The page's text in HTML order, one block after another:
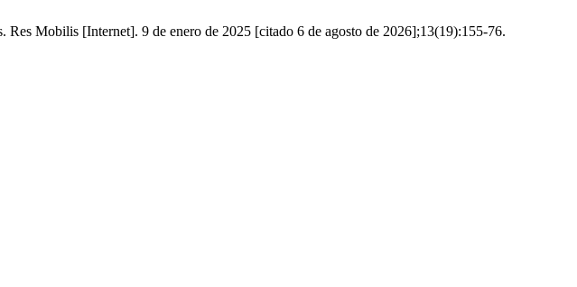
Res Mobilis [Internet]. 9 de enero de 2025 [citado 6 de agosto de 2026];13(19):155-76.